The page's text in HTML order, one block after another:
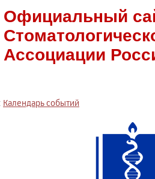
Официальный
Ассоциации
Календарь событий